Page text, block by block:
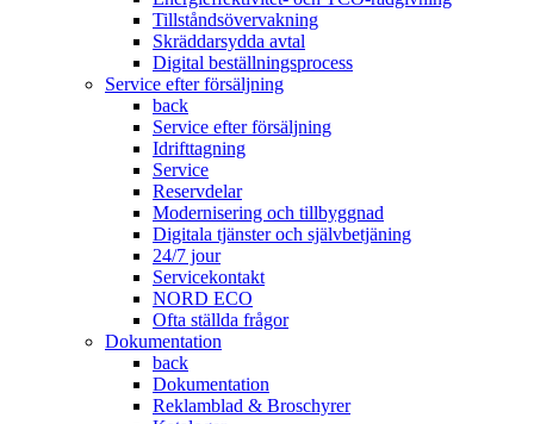
Tillståndsövervakning
Skräddarsydda avtal
Digital beställningsprocess
Service efter försäljning
back
Service efter försäljning
Idrifttagning
Service
Reservdelar
Modernisering och tillbyggnad
Digitala tjänster och självbetjäning
24/7 jour
Servicekontakt
NORD ECO
Ofta ställda frågor
Dokumentation
back
Dokumentation
Reklamblad & Broschyrer